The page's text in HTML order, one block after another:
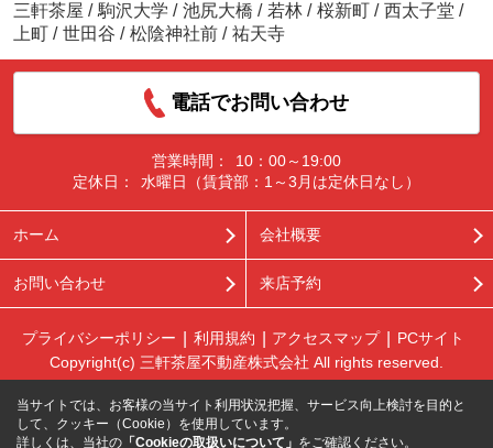
三軒茶屋 / 駒沢大学 / 池尻大橋 / 若林 / 桜新町 / 西太子堂 /
上町 / 世田谷 / 松陰神社前 / 祐天寺
電話でお問い合わせ
営業時間：
10：00～19:00
定休日：
水曜日（賃貸部：1～3月は定休日なし）
ホーム 会社概要
お問い合わせ 来店予約
プライバシーポリシー 利用規約 アクセスマップ
PCサイト
Copyright(c) 三軒茶屋不動産株式会社 All rights reserved.
当サイトでは、お客様の当サイト利用状況把握、サービス向上検討を目的と
して、クッキー（Cookie）を使用しています。
詳しくは、当社の 「Cookieの取扱いについて」 をご確認ください。